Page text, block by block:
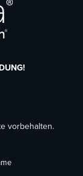
vorbehalten.